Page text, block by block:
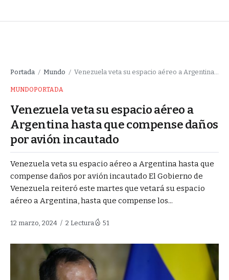
Portada / Mundo / Venezuela veta su espacio aéreo a Argentina hasta que compense daños por avión incautado
MUNDOPORTADA
Venezuela veta su espacio aéreo a
Argentina hasta que compense daños
por avión incautado
Venezuela veta su espacio aéreo a Argentina hasta que
compense daños por avión incautado El Gobierno de
Venezuela reiteró este martes que vetará su espacio
aéreo a Argentina, hasta que compense los...
12 marzo, 2024 2 Lectura 51